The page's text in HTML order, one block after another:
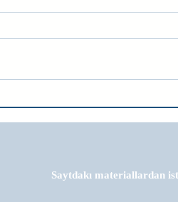
Saytdakı materiallardan